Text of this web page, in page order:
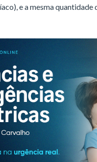
e a mesma